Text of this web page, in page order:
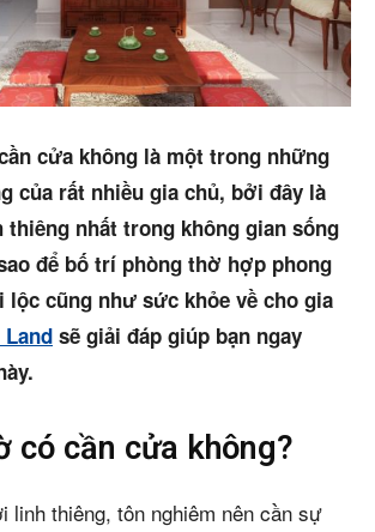
Search
cửa không là một trong những
của rất nhiều gia chủ, bởi đây là
thiêng nhất trong không gian sống
để bố trí phòng thờ hợp phong
lộc cũng như sức khỏe về cho gia
Land sẽ giải đáp giúp bạn ngay
có cần cửa không?
linh thiêng, tôn nghiêm nên cần sự